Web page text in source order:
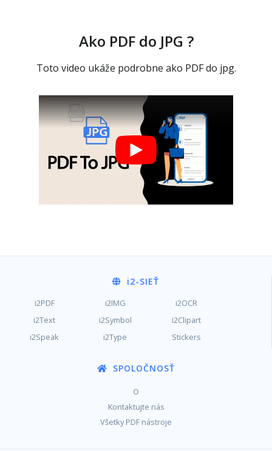
Ako PDF do JPG ?
Toto video ukáže podrobne ako PDF do jpg.
i2-SIEŤ
i2PDF i2IMG
i2OCR
i2Text
i2Symbol
i2Clipart
i2Speak
i2Type Stickers
SPOLOČNOSŤ
O
Kontaktujte nás
Všetky PDF nástroje